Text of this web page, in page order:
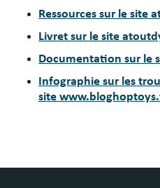
Ressources sur le site
Livret sur le site
Documentation sur le
Infographie sur les
site